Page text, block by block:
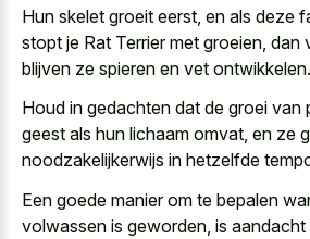
Hun skelet groeit eerst, en als deze
stopt je Rat Terrier met groeien, dan
blijven ze spieren en vet ontwikkelen.
Houd in gedachten dat de groei
geest als hun lichaam omvat, en ze
noodzakelijkerwijs in hetzelfde
Een goede manier om te bepalen
volwassen is geworden, is